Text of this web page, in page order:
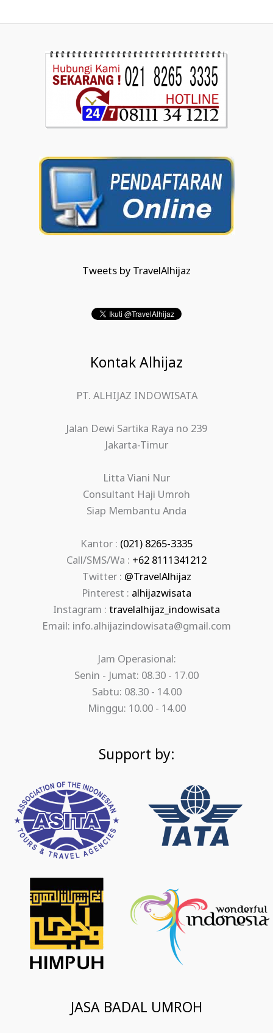
Tweets by TravelAlhijaz
Kontak Alhijaz
PT. ALHIJAZ INDOWISATA
Jalan Dewi Sartika Raya no 239
Jakarta-Timur
Litta Viani Nur
Consultant Haji Umroh
Siap Membantu Anda
Kantor : (021) 8265-3335
Call/SMS/Wa : +62 8111341212
Twitter : @TravelAlhijaz
Pinterest : alhijazwisata
Instagram : travelalhijaz_indowisata
Email: info.alhijazindowisata@gmail.com
Jam Operasional:
Senin - Jumat: 08.30 - 17.00
Sabtu: 08.30 - 14.00
Minggu: 10.00 - 14.00
Support by:
JASA BADAL UMROH